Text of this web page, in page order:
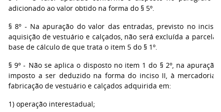
adicionado ao valor obtido na forma do § 5º.
§ 8º - Na apuração do valor das entradas, previsto no inciso
aquisição de vestuário e calçados, não será excluída a parcela
base de cálculo de que trata o item 5 do § 1º.
§ 9º - Não se aplica o disposto no item 1 do § 2º, na
imposto a ser deduzido na forma do inciso II, à mercadoria
fabricação de vestuário e calçados adquirida em:
1) operação interestadual;